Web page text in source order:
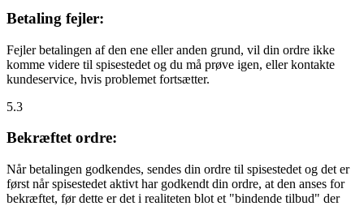
Betaling fejler:
Fejler betalingen af den ene eller anden grund, vil din ordre ikke
komme videre til spisestedet og du må prøve igen, eller kontakte
kundeservice, hvis problemet fortsætter.
5.3
Bekræftet ordre:
Når betalingen godkendes, sendes din ordre til spisestedet og det er
først når spisestedet aktivt har godkendt din ordre, at den anses for
bekræftet, før dette er det i realiteten blot et "bindende tilbud" der